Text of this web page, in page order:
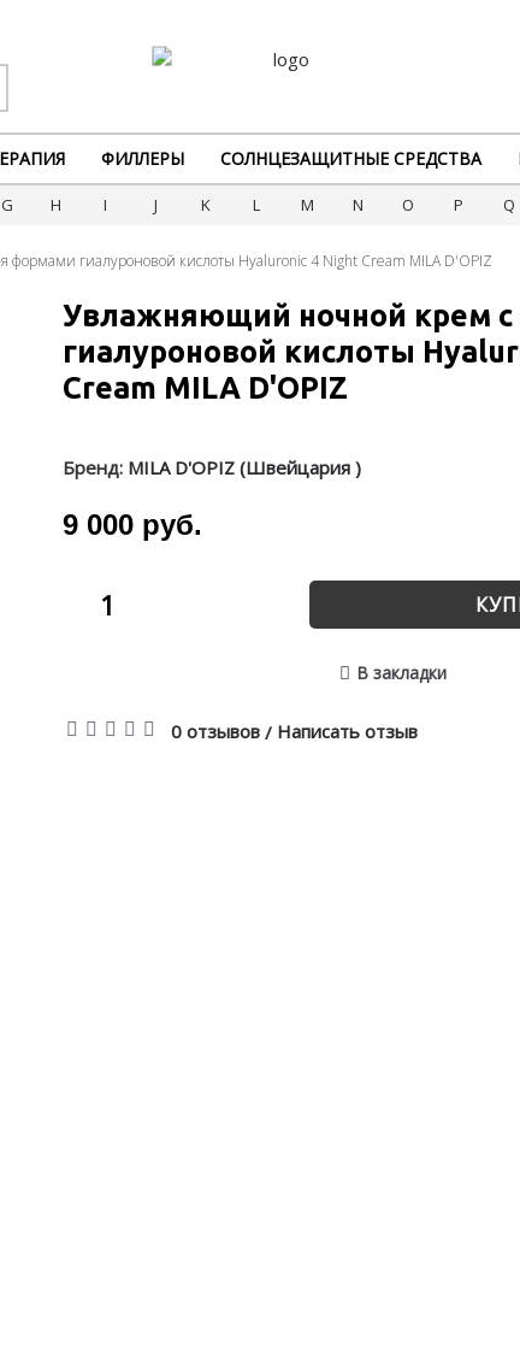
ФИЛЛЕРЫ СОЛНЦЕЗАЩИТНЫЕ СРЕДСТВА
G H I J K L M N O P Q
гиалуроновой кислоты Hyaluronic 4 Night Cream MILA D'OPIZ
Увлажняющий ночной крем
гиалуроновой кислоты
Cream MILA D'OPIZ
Бренд: MILA D'OPIZ (Швейцария )
9 000 руб.
В закладки
0 отзывов/ Написать отзыв